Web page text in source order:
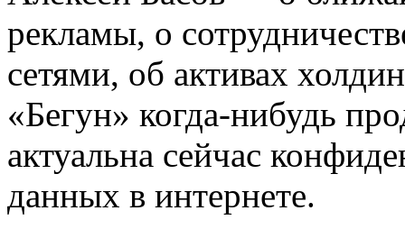
рекламы, о
сетями, об активах
«Бегун» когда-нибудь
актуальна сейчас
данных в интернете.